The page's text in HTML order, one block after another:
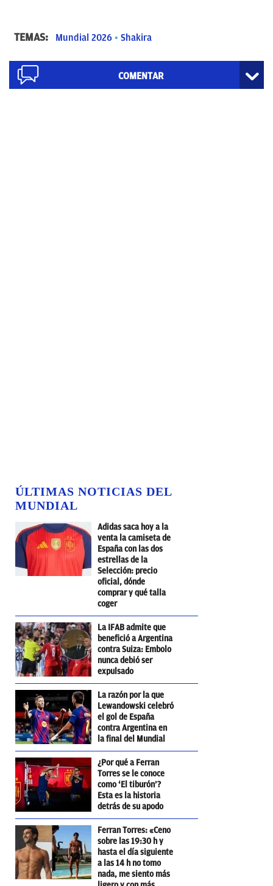
TEMAS: Mundial 2026 Shakira
COMENTAR
ÚLTIMAS NOTICIAS DEL
MUNDIAL
Adidas saca hoy a la
venta la camiseta de
España con las dos
estrellas de la
Selección: precio
oficial, dónde
comprar y qué talla
coger
La IFAB admite que
benefició a Argentina
contra Suiza: Embolo
nunca debió ser
expulsado
La razón por la que
Lewandowski celebró
el gol de España
contra Argentina en
la final del Mundial
¿Por qué a Ferran
Torres se le conoce
como ‘El tiburón’?
Esta es la historia
detrás de su apodo
Ferran Torres: «Ceno
sobre las 19:30 h y
hasta el día siguiente
a las 14 h no tomo
nada, me siento más